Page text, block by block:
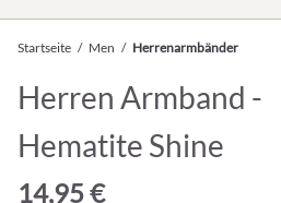
Startseite / Men / Herrenarmbänder
Herren Armband -
Hematite Shine
14,95 €